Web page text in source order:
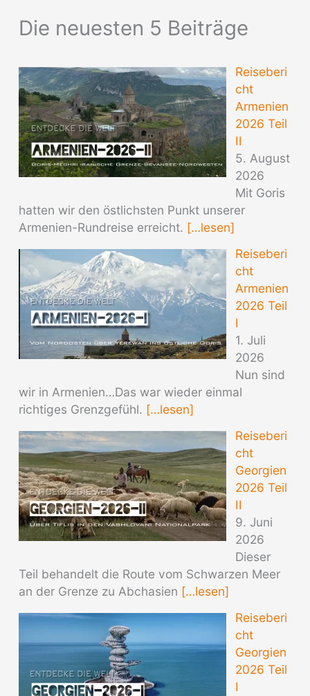
Die neuesten 5 Beiträge
Reiseberi
cht
Armenien
2026 Teil
II
5. August
2026
Mit Goris
hatten wir den östlichsten Punkt unserer
Armenien-Rundreise erreicht. […lesen]
Reiseberi
cht
Armenien
2026 Teil
I
1. Juli
2026
Nun sind
wir in Armenien…Das war wieder einmal
richtiges Grenzgefühl. […lesen]
Reiseberi
cht
Georgien
2026 Teil
II
9. Juni
2026
Dieser
Teil behandelt die Route vom Schwarzen Meer
an der Grenze zu Abchasien […lesen]
Reiseberi
cht
Georgien
2026 Teil
I